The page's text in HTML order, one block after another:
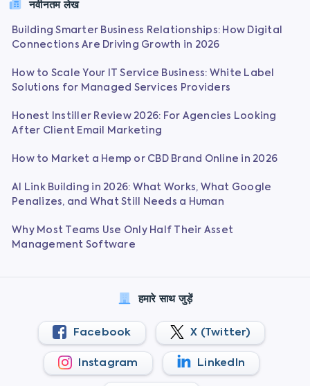
नवीनतम लेख
Building Smarter Business Relationships: How Digital
Connections Are Driving Growth in 2026
How to Scale Your IT Service Business: White Label
Solutions for Managed Services Providers
Honest Instiller Review 2026: For Agencies Looking
After Client Email Marketing
How to Market a Hemp or CBD Brand Online in 2026
AI Link Building in 2026: What Works, What Google
Penalizes, and What Still Needs a Human
Why Most Teams Use Only Half Their Asset
Management Software
हमारे साथ जुड़ें
Facebook X (Twitter)
Instagram LinkedIn